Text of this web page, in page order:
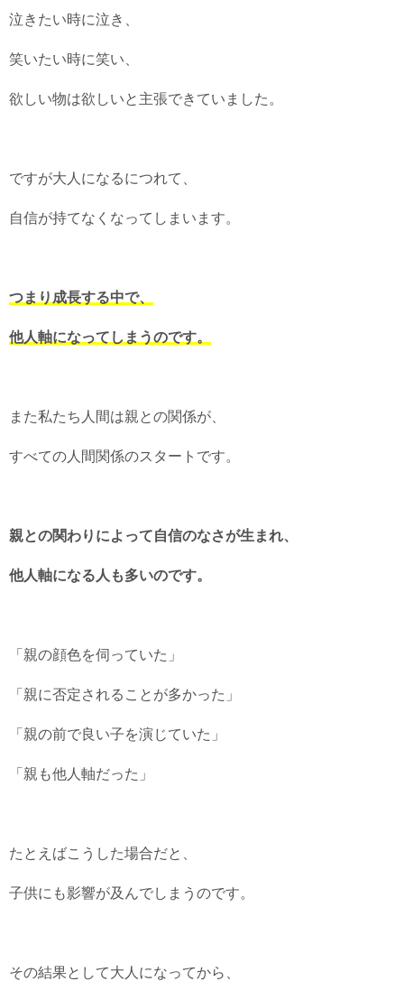
泣きたい時に泣き、
笑いたい時に笑い、
欲しい物は欲しいと主張できていました。
ですが大人になるにつれて、
自信が持てなくなってしまいます。
つまり成長する中で、
他人軸になってしまうのです。
また私たち人間は親との関係が、
すべての人間関係のスタートです。
親との関わりによって自信のなさが生まれ、
他人軸になる人も多いのです。
「親の顔色を伺っていた」
「親に否定されることが多かった」
「親の前で良い子を演じていた」
「親も他人軸だった」
たとえばこうした場合だと、
子供にも影響が及んでしまうのです。
その結果として大人になってから、